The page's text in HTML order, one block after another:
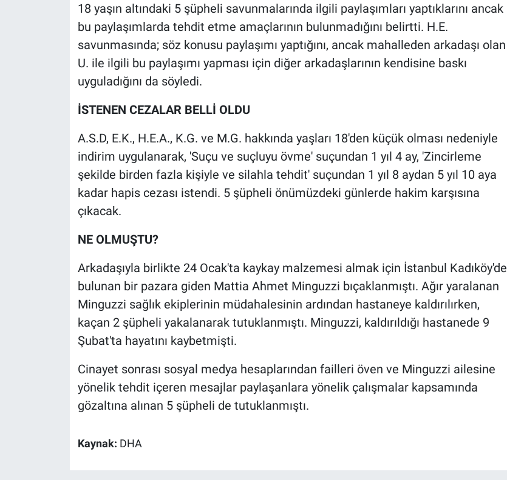
18 yaşın altındaki 5 şüpheli savunmalarında ilgili paylaşımları yaptıklarını ancak
bu paylaşımlarda tehdit etme amaçlarının bulunmadığını belirtti. H.E.
savunmasında; söz konusu paylaşımı yaptığını, ancak mahalleden arkadaşı olan
U. ile ilgili bu paylaşımı yapması için diğer arkadaşlarının kendisine baskı
uyguladığını da söyledi.
İSTENEN CEZALAR BELLİ OLDU
A.S.D, E.K., H.E.A., K.G. ve M.G. hakkında yaşları 18'den küçük olması nedeniyle
indirim uygulanarak, 'Suçu ve suçluyu övme' suçundan 1 yıl 4 ay, 'Zincirleme
şekilde birden fazla kişiyle ve silahla tehdit' suçundan 1 yıl 8 aydan 5 yıl 10 aya
kadar hapis cezası istendi. 5 şüpheli önümüzdeki günlerde hakim karşısına
çıkacak.
NE OLMUŞTU?
Arkadaşıyla birlikte 24 Ocak'ta kaykay malzemesi almak için İstanbul Kadıköy'de
bulunan bir pazara giden Mattia Ahmet Minguzzi bıçaklanmıştı. Ağır yaralanan
Minguzzi sağlık ekiplerinin müdahalesinin ardından hastaneye kaldırılırken,
kaçan 2 şüpheli yakalanarak tutuklanmıştı. Minguzzi, kaldırıldığı hastanede 9
Şubat'ta hayatını kaybetmişti.
Cinayet sonrası sosyal medya hesaplarından failleri öven ve Minguzzi ailesine
yönelik tehdit içeren mesajlar paylaşanlara yönelik çalışmalar kapsamında
gözaltına alınan 5 şüpheli de tutuklanmıştı.
Kaynak: DHA